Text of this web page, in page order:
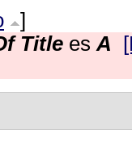
]
Title es A